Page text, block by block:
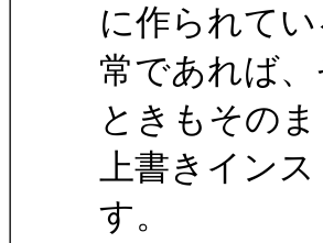
に作られて
常であれば
ときもその
上書きイン
す。